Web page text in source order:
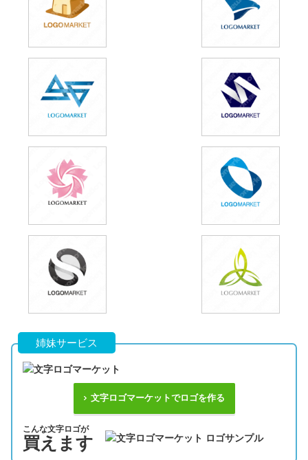
姉妹サービス
文字ロゴマーケットでロゴを作る
こんな文字ロゴが
買えます